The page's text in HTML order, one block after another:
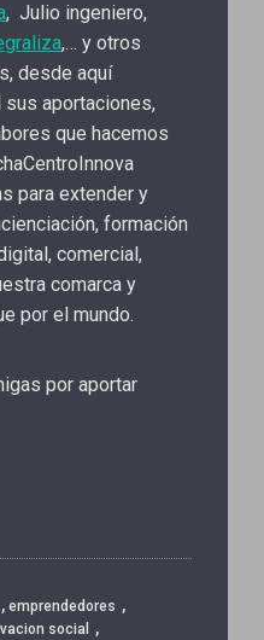
, Julio ingeniero,
,… y otros
desde aquí
aportaciones,
que hacemos
para extender y
formación
comercial,
comarca y
por el mundo.
por aportar
, emprendedores ,
social ,